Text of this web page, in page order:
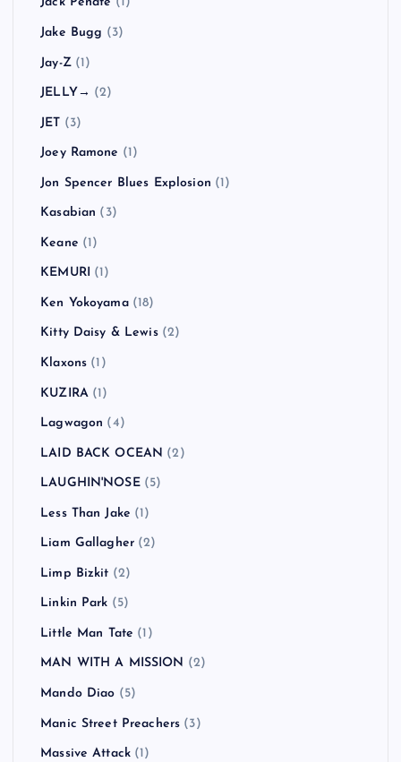
Jake Bugg (3)
Jay-Z(1)
JELLY→ (2)
JET (3)
Joey Ramone (1)
Jon Spencer Blues Explosion (1)
Kasabian (3)
Keane (1)
KEMURI (1)
Ken Yokoyama(18)
Kitty Daisy & Lewis(2)
Klaxons (1)
KUZIRA(1)
Lagwagon (4)
LAID BACK OCEAN (2)
LAUGHIN'NOSE(5)
Less Than Jake (1)
Liam Gallagher (2)
Limp Bizkit (2)
Linkin Park (5)
Little Man Tate (1)
MAN WITH A MISSION (2)
Mando Diao (5)
Manic Street Preachers (3)
Massive Attack (1)